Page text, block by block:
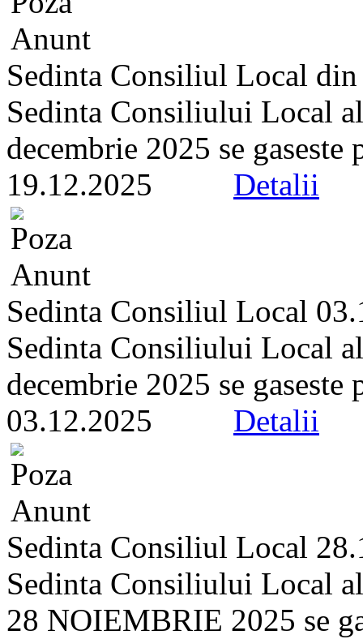
Sedinta Consiliul Local
Sedinta Consiliului Local
decembrie 2025 se
19.12.2025 Detalii
Sedinta Consiliul Local
Sedinta Consiliului Local
decembrie 2025 se
03.12.2025 Detalii
Sedinta Consiliul Local
Sedinta Consiliului Local
28 NOIEMBRIE 2025 se